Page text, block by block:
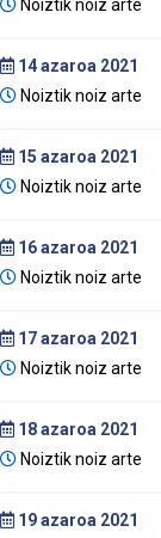
Noiztik noiz arte
14azaroa 2021
Noiztik noiz arte
15 azaroa 2021
Noiztik noiz arte
16azaroa 2021
Noiztik noiz arte
17azaroa 2021
Noiztik noiz arte
18azaroa 2021
Noiztik noiz arte
19azaroa 2021